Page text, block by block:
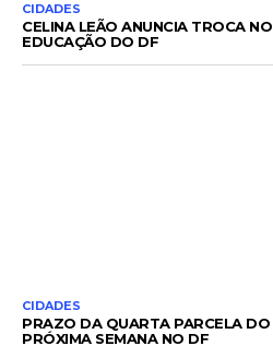
CIDADES
CELINA LEÃO ANUNCIA TROCA
EDUCAÇÃO DO DF
CIDADES
PRAZO DA QUARTA PARCELA
PRÓXIMA SEMANA NO DF